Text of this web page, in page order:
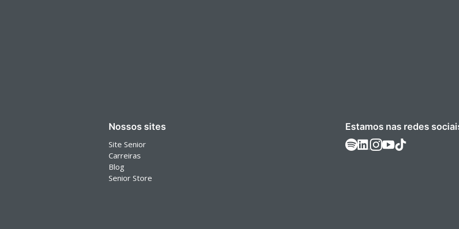
Nossos sites
Site Senior
Carreiras
Blog
Senior Store
Estamos nas redes